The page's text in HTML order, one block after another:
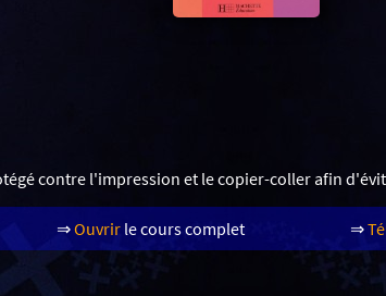
contre l'impression et le copier-coller afin
⇒Ouvrirle cours complet ⇒